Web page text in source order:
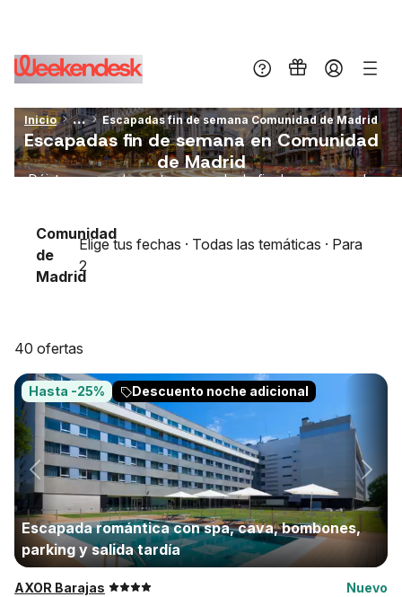
Inicio ... Escapadas fin de semana Comunidad de Madrid
Escapadas fin de semana en Comunidad
de Madrid
Déjate sorprender en tu escapada de fin de semana en la
Comunidad
de
Madrid
Elige tus fechas · Todas las temáticas · Para
2
40 ofertas
Hasta -25% Descuento noche adicional
Escapada romántica con spa, cava, bombones,
parking y salida tardía
AXOR Barajas
Nuevo